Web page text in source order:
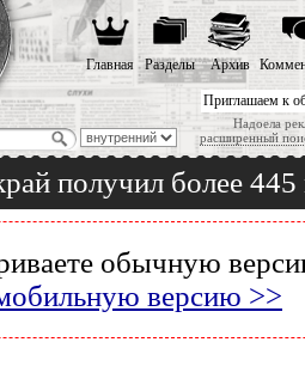
Приглашаем к
Надоела
расширенный
Главная Разделы Архив
получил более
обычную
версию >>